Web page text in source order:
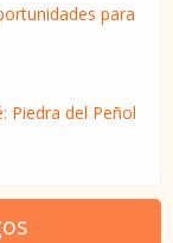
para
Piedra del Peñol